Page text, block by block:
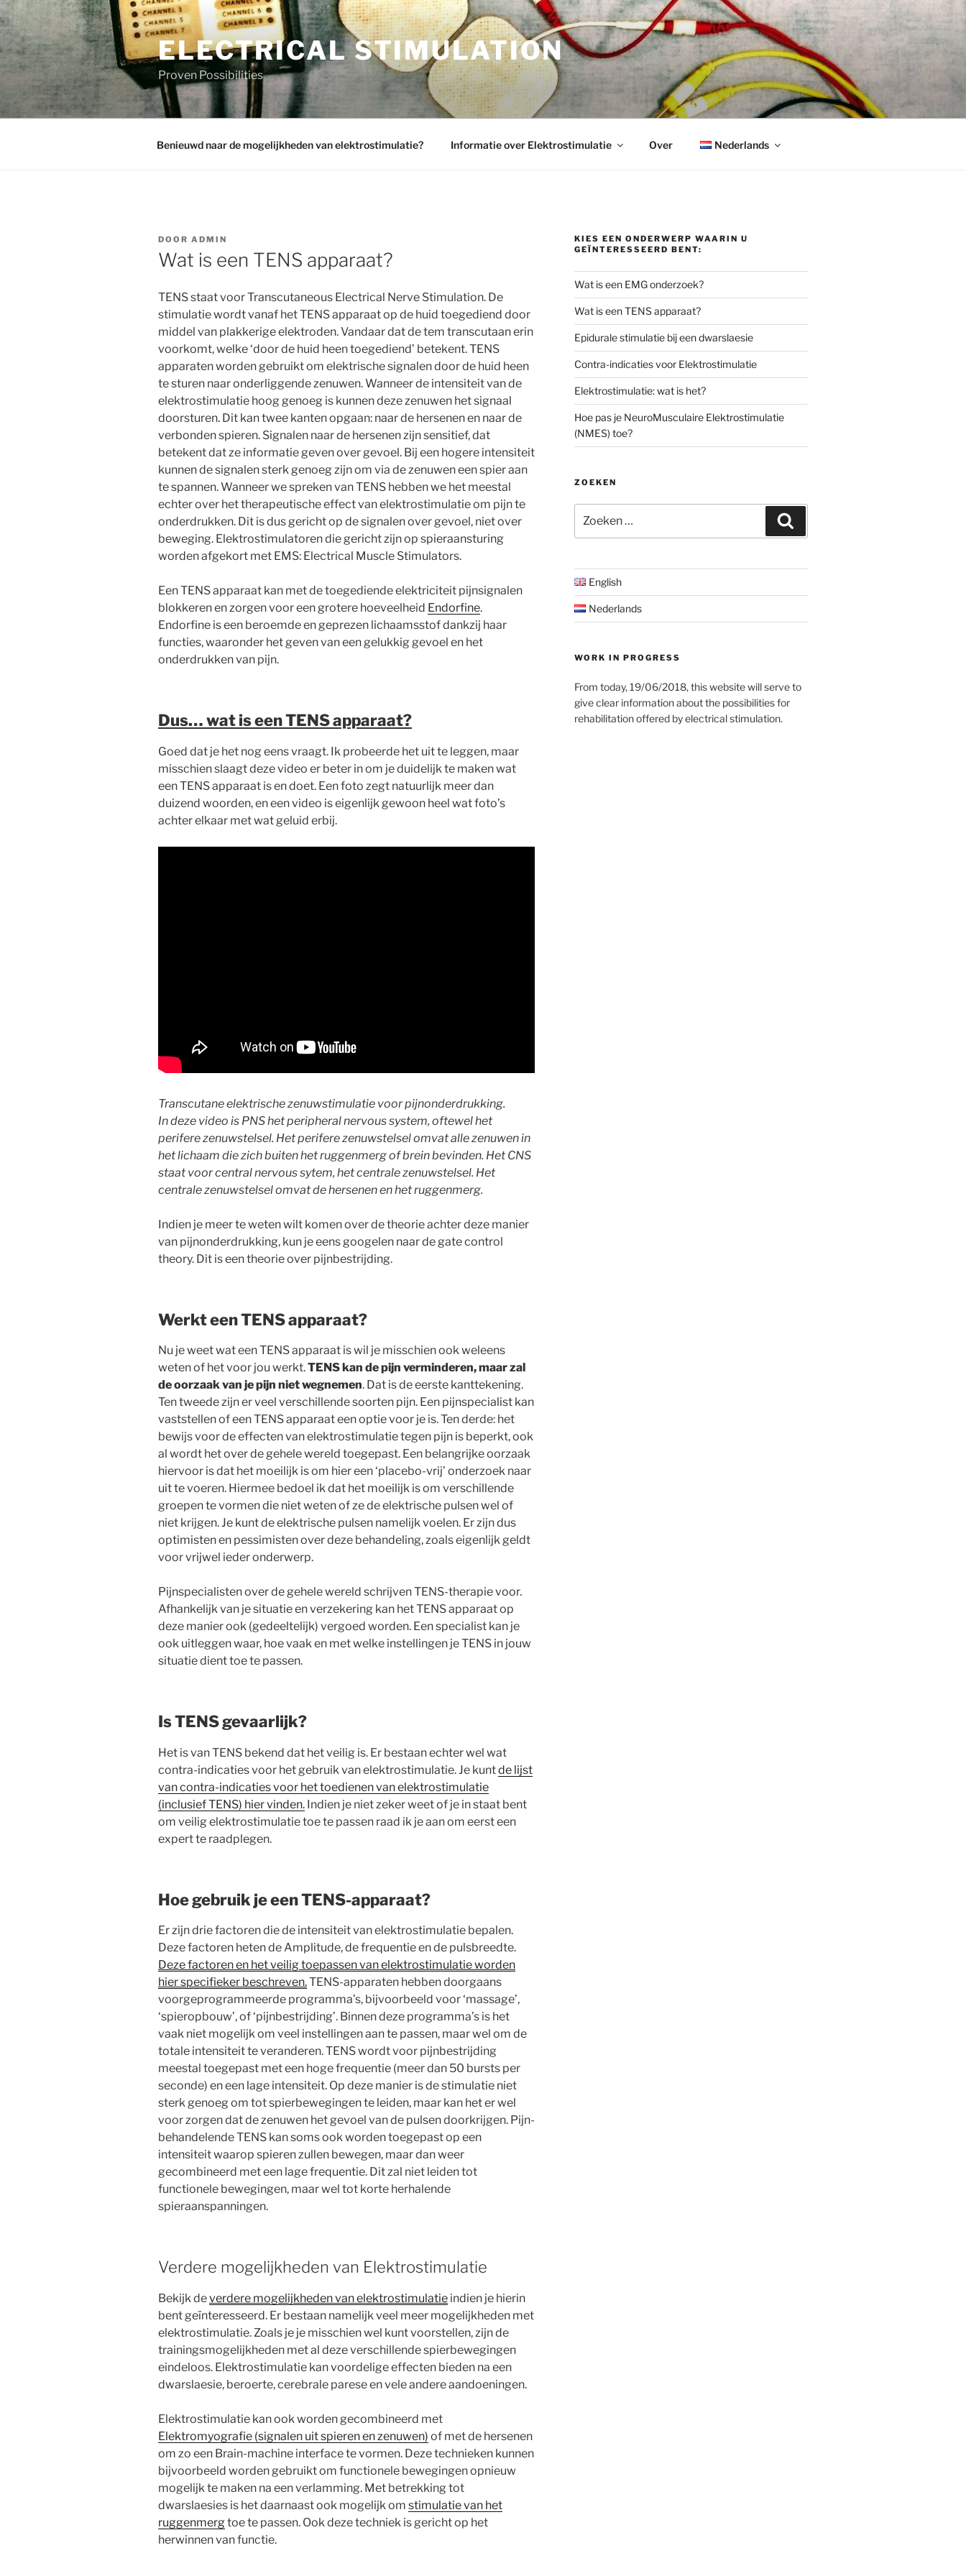
Ga
naar
de
inhoud
ELECTRICAL STIMULATION
Proven Possibilities
Benieuwd naar de mogelijkheden van elektrostimulatie? Informatie over Elektrostimulatie Over Nederlands
GEPLAATST
OP
DOOR ADMIN
Wat is een TENS apparaat?
TENS staat voor Transcutaneous Electrical Nerve Stimulation. De
stimulatie wordt vanaf het TENS apparaat op de huid toegediend door
middel van plakkerige elektroden. Vandaar dat de tem transcutaan erin
voorkomt, welke ‘door de huid heen toegediend’ betekent. TENS
apparaten worden gebruikt om elektrische signalen door de huid heen
te sturen naar onderliggende zenuwen. Wanneer de intensiteit van de
elektrostimulatie hoog genoeg is kunnen deze zenuwen het signaal
doorsturen. Dit kan twee kanten opgaan: naar de hersenen en naar de
verbonden spieren. Signalen naar de hersenen zijn sensitief, dat
betekent dat ze informatie geven over gevoel. Bij een hogere intensiteit
kunnen de signalen sterk genoeg zijn om via de zenuwen een spier aan
te spannen. Wanneer we spreken van TENS hebben we het meestal
echter over het therapeutische effect van elektrostimulatie om pijn te
onderdrukken. Dit is dus gericht op de signalen over gevoel, niet over
beweging. Elektrostimulatoren die gericht zijn op spieraansturing
worden afgekort met EMS: Electrical Muscle Stimulators.
Een TENS apparaat kan met de toegediende elektriciteit pijnsignalen
blokkeren en zorgen voor een grotere hoeveelheid Endorfine.
Endorfine is een beroemde en geprezen lichaamsstof dankzij haar
functies, waaronder het geven van een gelukkig gevoel en het
onderdrukken van pijn.
Dus… wat is een TENS apparaat?
Goed dat je het nog eens vraagt. Ik probeerde het uit te leggen, maar
misschien slaagt deze video er beter in om je duidelijk te maken wat
een TENS apparaat is en doet. Een foto zegt natuurlijk meer dan
duizend woorden, en een video is eigenlijk gewoon heel wat foto’s
achter elkaar met wat geluid erbij.
Transcutane elektrische zenuwstimulatie voor pijnonderdrukking.
In deze video is PNS het peripheral nervous system, oftewel het
perifere zenuwstelsel. Het perifere zenuwstelsel omvat alle zenuwen in
het lichaam die zich buiten het ruggenmerg of brein bevinden. Het CNS
staat voor central nervous sytem, het centrale zenuwstelsel. Het
centrale zenuwstelsel omvat de hersenen en het ruggenmerg.
Indien je meer te weten wilt komen over de theorie achter deze manier
van pijnonderdrukking, kun je eens googelen naar de gate control
theory. Dit is een theorie over pijnbestrijding.
Werkt een TENS apparaat?
Nu je weet wat een TENS apparaat is wil je misschien ook weleens
weten of het voor jou werkt.TENS kan de pijn verminderen, maar zal
de oorzaak van je pijn niet wegnemen. Dat is de eerste kanttekening.
Ten tweede zijn er veel verschillende soorten pijn. Een pijnspecialist kan
vaststellen of een TENS apparaat een optie voor je is. Ten derde: het
bewijs voor de effecten van elektrostimulatie tegen pijn is beperkt, ook
al wordt het over de gehele wereld toegepast. Een belangrijke oorzaak
hiervoor is dat het moeilijk is om hier een ‘placebo-vrij’ onderzoek naar
uit te voeren. Hiermee bedoel ik dat het moeilijk is om verschillende
groepen te vormen die niet weten of ze de elektrische pulsen wel of
niet krijgen. Je kunt de elektrische pulsen namelijk voelen. Er zijn dus
optimisten en pessimisten over deze behandeling, zoals eigenlijk geldt
voor vrijwel ieder onderwerp.
Pijnspecialisten over de gehele wereld schrijven TENS-therapie voor.
Afhankelijk van je situatie en verzekering kan het TENS apparaat op
deze manier ook (gedeeltelijk) vergoed worden. Een specialist kan je
ook uitleggen waar, hoe vaak en met welke instellingen je TENS in jouw
situatie dient toe te passen.
Is TENS gevaarlijk?
Het is van TENS bekend dat het veilig is. Er bestaan echter wel wat
contra-indicaties voor het gebruik van elektrostimulatie. Je kuntde lijst
van contra-indicaties voor het toedienen van elektrostimulatie
(inclusief TENS) hier vinden. Indien je niet zeker weet of je in staat bent
om veilig elektrostimulatie toe te passen raad ik je aan om eerst een
expert te raadplegen.
Hoe gebruik je een TENS-apparaat?
Er zijn drie factoren die de intensiteit van elektrostimulatie bepalen.
Deze factoren heten de Amplitude, de frequentie en de pulsbreedte.
Deze factoren en het veilig toepassen van elektrostimulatie worden
hier specifieker beschreven.TENS-apparaten hebben doorgaans
voorgeprogrammeerde programma’s, bijvoorbeeld voor ‘massage’,
‘spieropbouw’, of ‘pijnbestrijding’. Binnen deze programma’s is het
vaak niet mogelijk om veel instellingen aan te passen, maar wel om de
totale intensiteit te veranderen. TENS wordt voor pijnbestrijding
meestal toegepast met een hoge frequentie (meer dan 50 bursts per
seconde) en een lage intensiteit. Op deze manier is de stimulatie niet
sterk genoeg om tot spierbewegingen te leiden, maar kan het er wel
voor zorgen dat de zenuwen het gevoel van de pulsen doorkrijgen. Pijn-
behandelende TENS kan soms ook worden toegepast op een
intensiteit waarop spieren zullen bewegen, maar dan weer
gecombineerd met een lage frequentie. Dit zal niet leiden tot
functionele bewegingen, maar wel tot korte herhalende
spieraanspanningen.
Verdere mogelijkheden van Elektrostimulatie
Bekijk deverdere mogelijkheden van elektrostimulatie indien je hierin
bent geïnteresseerd. Er bestaan namelijk veel meer mogelijkheden met
elektrostimulatie. Zoals je je misschien wel kunt voorstellen, zijn de
trainingsmogelijkheden met al deze verschillende spierbewegingen
eindeloos. Elektrostimulatie kan voordelige effecten bieden na een
dwarslaesie, beroerte, cerebrale parese en vele andere aandoeningen.
Elektrostimulatie kan ook worden gecombineerd met
Elektromyografie (signalen uit spieren en zenuwen) of met de hersenen
om zo een Brain-machine interface te vormen. Deze technieken kunnen
bijvoorbeeld worden gebruikt om functionele bewegingen opnieuw
mogelijk te maken na een verlamming. Met betrekking tot
dwarslaesies is het daarnaast ook mogelijk om stimulatie van het
ruggenmergtoe te passen. Ook deze techniek is gericht op het
herwinnen van functie.
KIES EEN ONDERWERP WAARIN U
GEÏNTERESSEERD BENT:
Wat is een EMG onderzoek?
Wat is een TENS apparaat?
Epidurale stimulatie bij een dwarslaesie
Contra-indicaties voor Elektrostimulatie
Elektrostimulatie: wat is het?
Hoe pas je NeuroMusculaire Elektrostimulatie
(NMES) toe?
ZOEKEN
naar:
English
Nederlands
WORK IN PROGRESS
From today, 19/06/2018, this website will serve to
give clear information about the possibilities for
rehabilitation offered by electrical stimulation.